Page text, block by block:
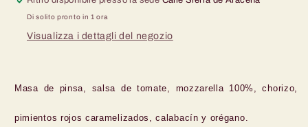
Di solito pronto in 1 ora
Visualizza i dettagli del negozio
Masa de pinsa, salsa de tomate, mozzarella 100%, chorizo,
pimientos rojos caramelizados, calabacín y orégano.